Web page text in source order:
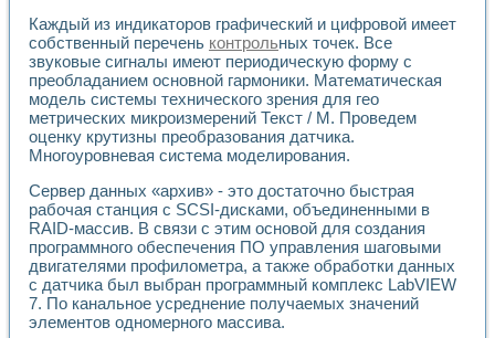
Каждый из индикаторов графический и цифровой имеет
собственный перечень контрольных точек. Все
звуковые сигналы имеют периодическую форму с
преобладанием основной гармоники. Математическая
модель системы технического зрения для гео
метрических микроизмерений Текст / М. Проведем
оценку крутизны преобразования датчика.
Многоуровневая система моделирования.
Сервер данных «архив» - это достаточно быстрая
рабочая станция с SCSI-дисками, объединенными в
RAID-массив. В связи с этим основой для создания
программного обеспечения ПО управления шаговыми
двигателями профилометра, а также обработки данных
с датчика был выбран программный комплекс LabVIEW
7. По канальное усреднение получаемых значений
элементов одномерного массива.